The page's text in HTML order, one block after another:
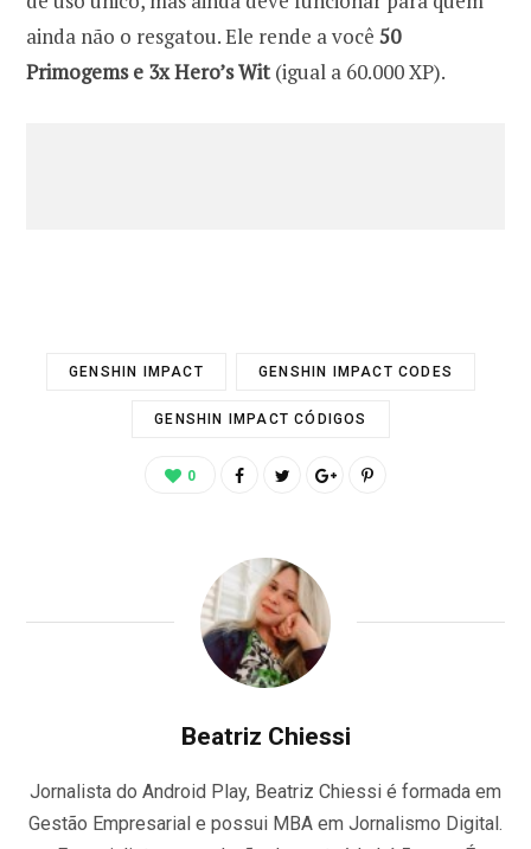
ainda não o resgatou. Ele rende a você 50
Primogems e 3x Hero’s Wit(igual a 60.000 XP).
GENSHIN IMPACT GENSHIN IMPACT CODES
GENSHIN IMPACT CÓDIGOS
0
Beatriz Chiessi
Jornalista do Android Play, Beatriz Chiessi é formada em
Gestão Empresarial e possui MBA em Jornalismo Digital.